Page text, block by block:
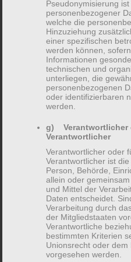
Nach einer Phase
der Probatorik,
Therapie für Sie
einen Kassensitz
gesetzliche
der Behandlung
Sofern es sich um
Krankheitswert
privat keine Kosten
Beihilfestellen
die Kosten der
einer privaten
empfehle ich
Pseudonymisierung
personenbezogener
welche die
Hinzuziehung
einer spezifischen
werden können,
Informationen
technischen und
unterliegen, die
personenbezogenen
oder identifizierbaren
werden.
g) Verantwortlicher
Verantwortlicher
Verantwortlicher oder
Verantwortlicher ist
Person, Behörde,
allein oder
und Mittel der
Daten entscheidet.
Verarbeitung durch
der Mitgliedstaaten
Verantwortliche
bestimmten Kriterien
Unionsrecht oder
vorgesehen werden.